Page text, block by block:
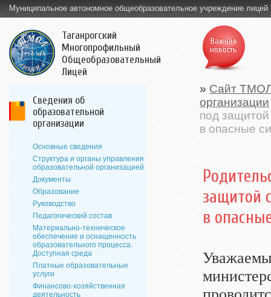
Муниципальное автономное общеобразовательное учреждение
Таганрогский
Многопрофильный
Общеобразовательный
Лицей
Сведения об
образовательной
организации
Основные сведения
Структура и органы управления
образовательной организацией
Документы
Образование
Руководство
Педагогический состав
Материально-техническое
обеспечение и оснащенность
образовательного процесса.
Доступная среда
Платные образовательные
услуги
Финансово-хозяйственная
деятельность
Важная
новость
» Сайт
организации
под защитой
в опасные
защитой
в